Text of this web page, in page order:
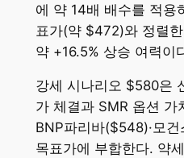
에 약 14배 배수를 적용
표가(약 $472)와 정렬
약 +16.5% 상승 여력이
강세 시나리오 $580은
가 체결과 SMR 옵션 가
BNP파리바($548)·모
목표가에 부합한다. 약